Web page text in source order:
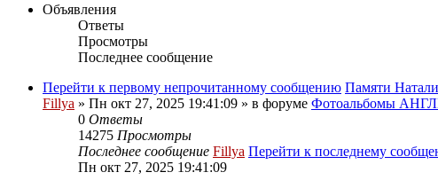
Объявления
Ответы
Просмотры
Последнее сообщение
Перейти к первому непрочитанному сообщению Памяти
Fillya » Пн окт 27, 2025 19:41:09 » в форуме Фотоальбомы
0 Ответы
14275 Просмотры
Последнее сообщение Fillya Перейти к последнему
Пн окт 27, 2025 19:41:09